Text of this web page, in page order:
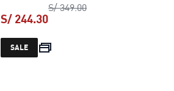
S/ 349.00precio original S/
S/ 244.30
precio actual S/ 244.30
SALE